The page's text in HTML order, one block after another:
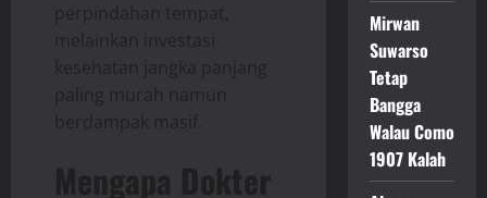
perpindahan tempat,
melainkan investasi
kesehatan jangka panjang
paling murah namun
berdampak masif.
Mengapa Dokter
Mirwan
Suwarso
Tetap
Bangga
Walau Como
1907 Kalah